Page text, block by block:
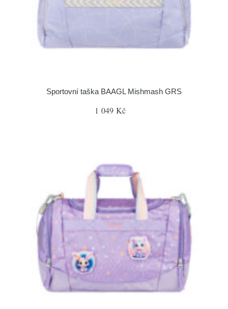
Sportovní taška BAAGL Mishmash GRS
1 049 Kč